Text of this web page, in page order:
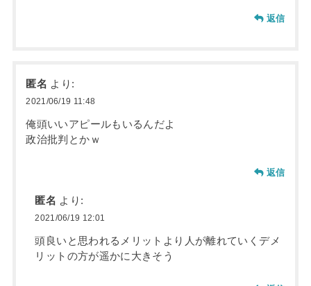
返信
匿名 より:
2021/06/19 11:48
俺頭いいアピールもいるんだよ
政治批判とかｗ
返信
匿名 より:
2021/06/19 12:01
頭良いと思われるメリットより人が離れていくデメ
リットの方が遥かに大きそう